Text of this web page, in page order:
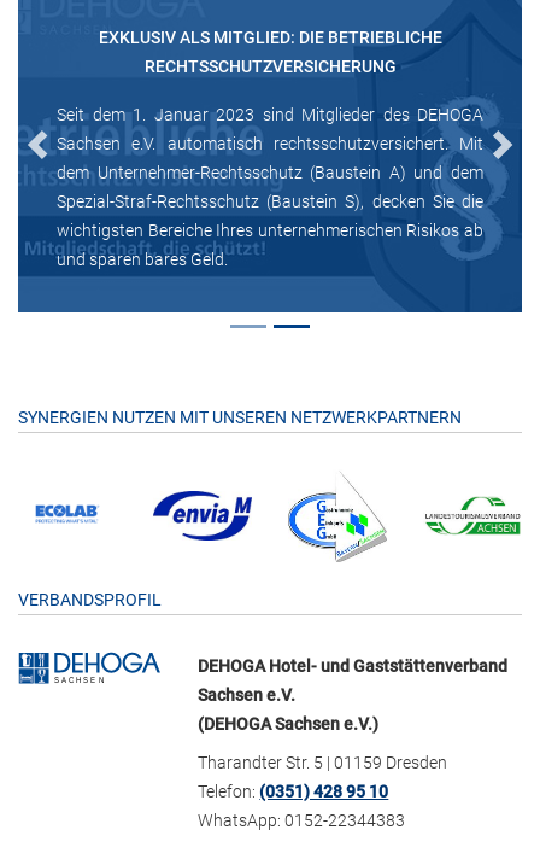
EXKLUSIV ALS MITGLIED: DIE BETRIEBLICHE
RECHTSSCHUTZVERSICHERUNG
Seit dem 1. Januar 2023 sind Mitglieder des DEHOGA
Sachsen e.V. automatisch rechtsschutzversichert. Mit
dem Unternehmer-Rechtsschutz (Baustein A) und dem
Spezial-Straf-Rechtsschutz (Baustein S), decken Sie die
wichtigsten Bereiche Ihres unternehmerischen Risikos ab
und sparen bares Geld.
Previous Next
SYNERGIEN NUTZEN MIT UNSEREN NETZWERKPARTNERN
VERBANDSPROFIL
DEHOGA Hotel- und Gaststättenverband
Sachsen e.V.
(DEHOGA Sachsen e.V.)
Tharandter Str. 5 | 01159 Dresden
Telefon:(0351) 428 95 10
WhatsApp: 0152-22344383